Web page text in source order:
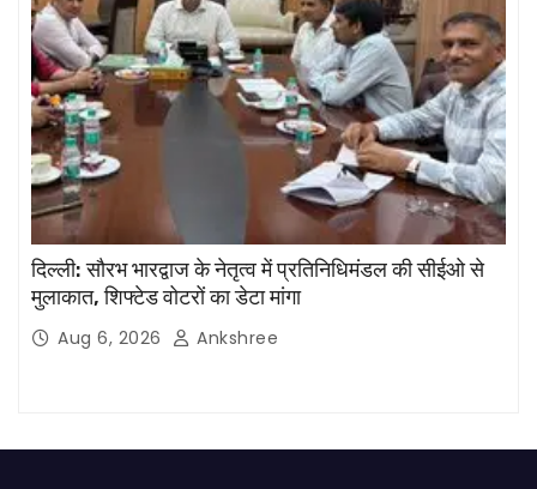
दिल्ली: सौरभ भारद्वाज के नेतृत्व में प्रतिनिधिमंडल की सीईओ से
मुलाकात, शिफ्टेड वोटरों का डेटा मांगा
Aug 6, 2026 Ankshree